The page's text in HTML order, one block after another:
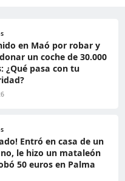
en Maó por robar y
un coche de 30.000
¿Qué pasa con tu
Entró en casa de un
le hizo un mataleón
50 euros en Palma